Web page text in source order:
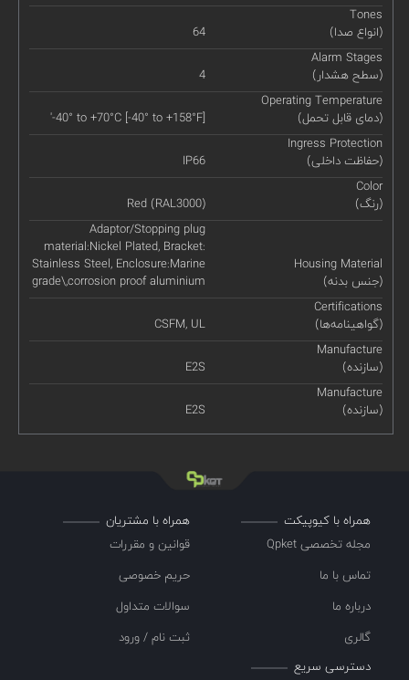
Tones
(انواع صدا)
64
Alarm Stages
(سطح هشدار)
4
Operating Temperature
(دمای قابل تحمل)
'-40° to +70°C [-40° to +158°F]
Ingress Protection
(حفاظت داخلی)
IP66
Color
(رنگ)
Red (RAL3000)
Housing Material
(جنس بدنه)
Adaptor/Stopping plug
material:Nickel Plated, Bracket:
Stainless Steel, Enclosure:Marine
grade\,corrosion proof aluminium
Certifications
(گواهینامه‌ها)
CSFM, UL
Manufacture
(سازنده)
E2S
Manufacture
(سازنده)
E2S
همراه با کیوپیکت
مجله تخصصی Qpket
تماس با ما
درباره ما
گالری
همراه با مشتریان
قوانین و مقررات
حریم خصوصی
سوالات متداول
ثبت نام / ورود
دسترسی سریع